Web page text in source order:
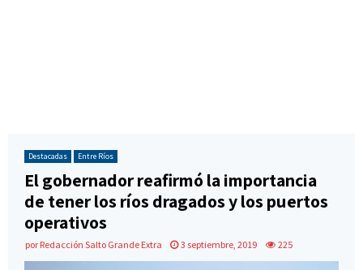
Destacadas Entre Ríos
El gobernador reafirmó la importancia
de tener los ríos dragados y los puertos
operativos
por Redacción Salto Grande Extra 3 septiembre, 2019 225